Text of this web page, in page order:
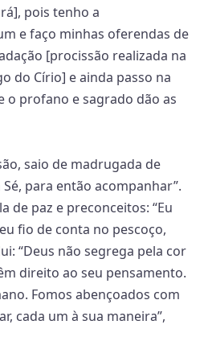
pois tenho a
e faço minhas oferendas de
[procissão realizada na
do Círio] e ainda passo na
o profano e sagrado dão as
saio de madrugada de
para então acompanhar”.
de paz e preconceitos: “Eu
fio de conta no pescoço,
“Deus não segrega pela cor
direito ao seu pensamento.
Fomos abençoados com
cada um à sua maneira”,